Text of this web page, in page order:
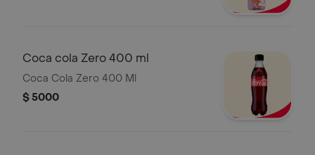
Coca cola Zero 400 ml
Coca Cola Zero 400 Ml
$ 5000